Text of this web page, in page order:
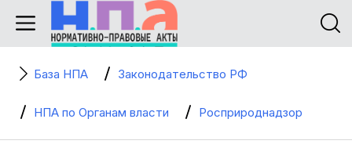
База НПА Законодательство РФ
НПА по Органам власти Росприроднадзор